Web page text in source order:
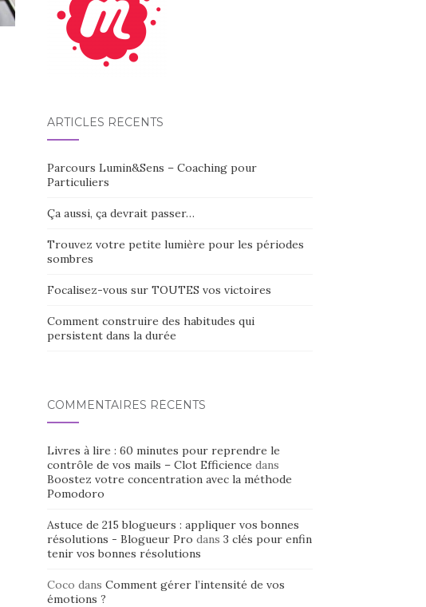
ARTICLES RÉCENTS
Parcours Lumin&Sens – Coaching pour
Particuliers
Ça aussi, ça devrait passer…
Trouvez votre petite lumière pour les périodes
sombres
Focalisez-vous sur TOUTES vos victoires
Comment construire des habitudes qui
persistent dans la durée
COMMENTAIRES RÉCENTS
Livres à lire : 60 minutes pour reprendre le
contrôle de vos mails – Clot Efficience dans
Boostez votre concentration avec la méthode
Pomodoro
Astuce de 215 blogueurs : appliquer vos bonnes
résolutions - Blogueur Pro dans 3 clés pour enfin
tenir vos bonnes résolutions
Coco dans Comment gérer l’intensité de vos
émotions ?